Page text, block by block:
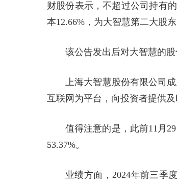
财股份表示，不超过公司持有
本12.66%，为大智慧第二大股东
该公告发出后对大智慧的
上海大智慧股份有限公司
互联网为平台，向投资者提供
值得注意的是，此前11月
53.37%。
业绩方面，2024年前三季